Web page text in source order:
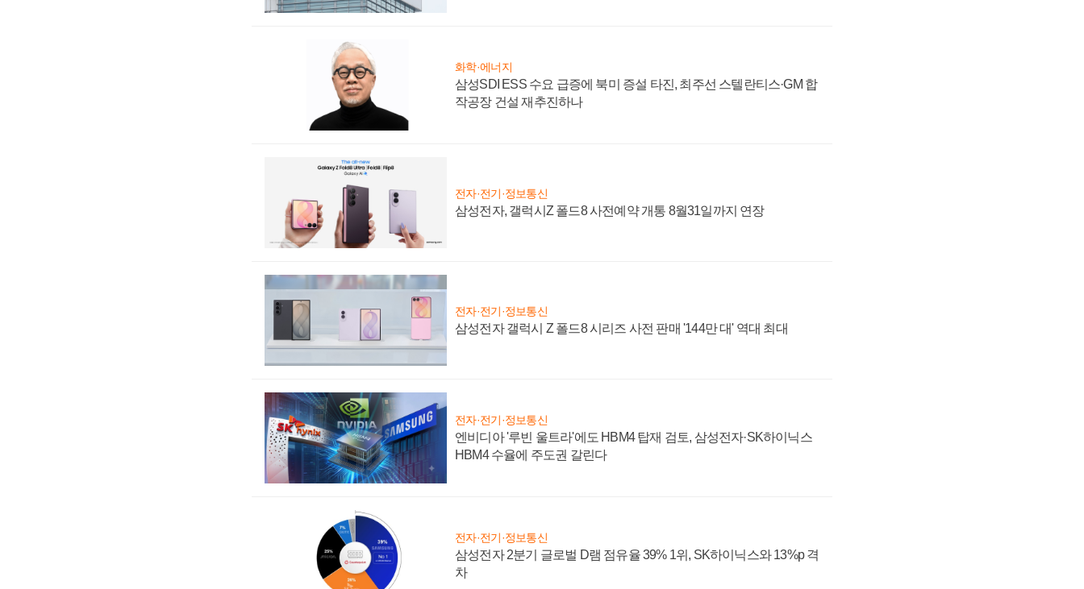
화학·에너지
삼성SDI ESS 수요 급증에 북미 증설 타진, 최주선 스텔란티스·GM 합
작공장 건설 재추진하나
전자·전기·정보통신
삼성전자, 갤럭시Z 폴드8 사전예약 개통 8월31일까지 연장
전자·전기·정보통신
삼성전자 갤럭시 Z 폴드8 시리즈 사전 판매 '144만 대' 역대 최대
전자·전기·정보통신
엔비디아 '루빈 울트라'에도 HBM4 탑재 검토, 삼성전자·SK하이닉스
HBM4 수율에 주도권 갈린다
전자·전기·정보통신
삼성전자 2분기 글로벌 D램 점유율 39% 1위, SK하이닉스와 13%p 격
차